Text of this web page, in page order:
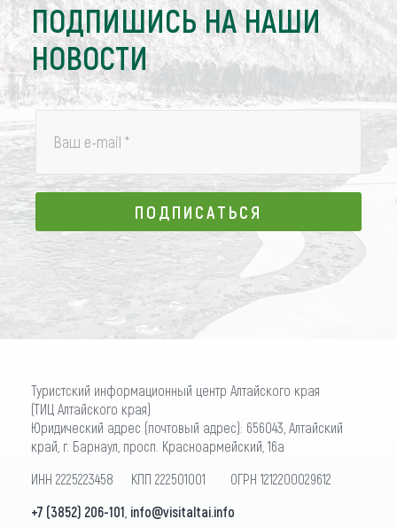
ПОДПИШИСЬ НА НАШИ
НОВОСТИ
Ваш e-mail *
ПОДПИСАТЬСЯ
ПОДПИСАТЬСЯ
Туристский информационный центр Алтайского края
(ТИЦ Алтайского края)
Юридический адрес (почтовый адрес): 656043, Алтайский
край, г. Барнаул, просп. Красноармейский, 16а
ИНН 2225223458 КПП 222501001 ОГРН 1212200029612
+7 (3852) 206-101 info@visitaltai.info